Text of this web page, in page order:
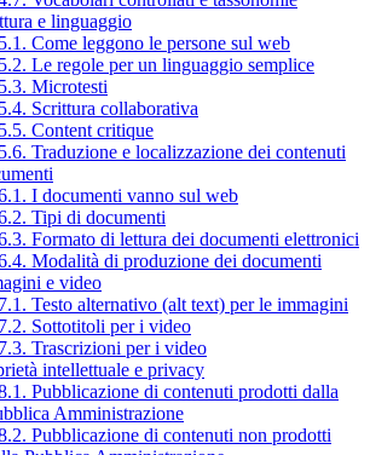
e linguaggio
Come leggono le persone sul web
Le regole per un linguaggio semplice
Microtesti
Scrittura collaborativa
Content critique
Traduzione e localizzazione dei contenuti
I documenti vanno sul web
Tipi di documenti
Formato di lettura dei documenti elettronici
Modalità di produzione dei documenti
e video
Testo alternativo (alt text) per le immagini
Sottotitoli per i video
Trascrizioni per i video
intellettuale e privacy
Pubblicazione di contenuti prodotti dalla
Amministrazione
Pubblicazione di contenuti non prodotti